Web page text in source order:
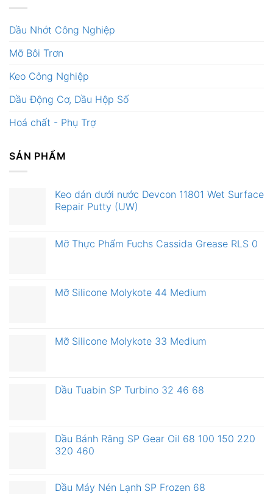
Dầu Nhớt Công Nghiệp
Mỡ Bôi Trơn
Keo Công Nghiệp
Dầu Động Cơ, Dầu Hộp Số
Hoá chất - Phụ Trợ
SẢN PHẨM
Keo dán dưới nước Devcon 11801 Wet Surface
Repair Putty (UW)
Mỡ Thực Phẩm Fuchs Cassida Grease RLS 0
Mỡ Silicone Molykote 44 Medium
Mỡ Silicone Molykote 33 Medium
Dầu Tuabin SP Turbino 32 46 68
Dầu Bánh Răng SP Gear Oil 68 100 150 220
320 460
Dầu Máy Nén Lạnh SP Frozen 68